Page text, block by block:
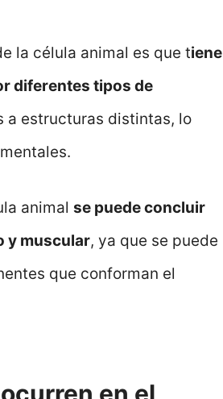
la célula animal es que tiene
diferentes tipos de
a estructuras distintas, lo
animal se puede concluir
y muscular, ya que se puede
que conforman el
en el